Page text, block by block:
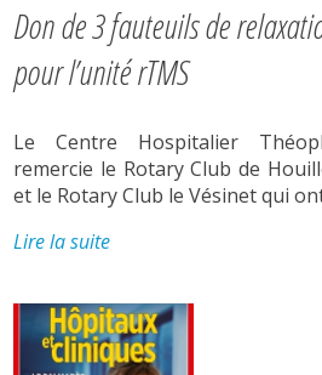
Don de 3 fauteuils de
pour l’unité rTMS
Le Centre Hospitalier
remercie le Rotary Club de
et le Rotary Club le Vésinet qui
Lire la suite